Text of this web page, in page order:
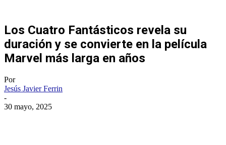
Los Cuatro Fantásticos revela su
duración y se convierte en la película
Marvel más larga en años
Por
Jesús Javier Ferrin
-
30 mayo, 2025